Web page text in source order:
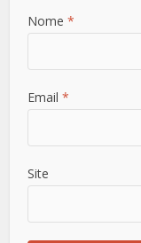
Nome *
Email *
Site